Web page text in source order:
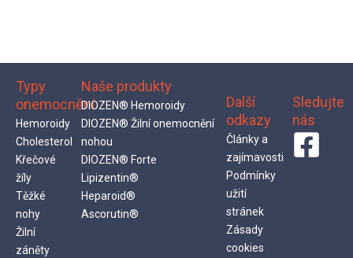
Typy
onemocnění
Hemoroidy
Cholesterol
Křečové
žíly
Těžké
nohy
Žilní
záněty
Naše produkty
DIOZEN® Hemoroidy
DIOZEN® Žilní onemocnění
nohou
DIOZEN® Forte
Lipizentin®
Heparoid®
Ascorutin®
Další
odkazy
Články a
zajímavosti
Podmínky
užití
stránek
Zásady
cookies
Sledujte
nás